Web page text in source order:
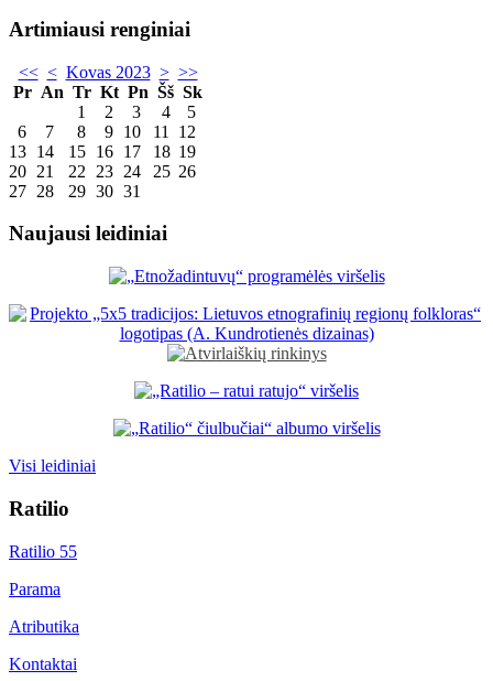
Artimiausi renginiai
<< < Kovas 2023 > >>
Pr An Tr Kt Pn Šš Sk
1
2 3 4
5
6
7 8 9 10 11
12
13 14 15 16 17 18 19
20 21 22 23 24 25 26
27 28 29 30 31
Naujausi leidiniai
Visi leidiniai
Ratilio
Ratilio 55
Parama
Atributika
Kontaktai